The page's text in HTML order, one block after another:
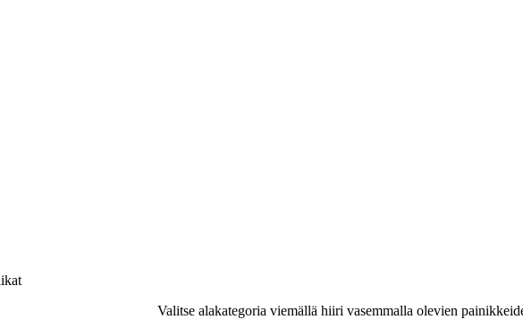
Valitse alakategoria viemällä hiiri vasemmalla olevien